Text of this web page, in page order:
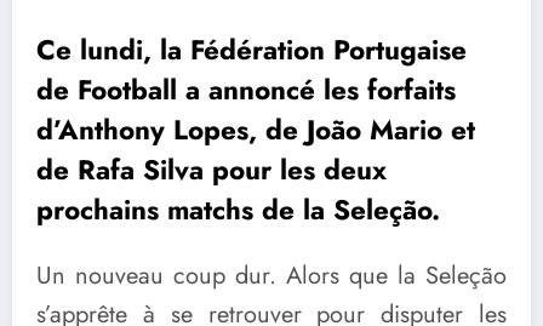
Ce lundi, la Fédération Portugaise
de Football a annoncé les forfaits
d’Anthony Lopes, de João Mario et
de Rafa Silva pour les deux
prochains matchs de la Seleção.
Un nouveau coup dur. Alors que la Seleção
s’apprête à se retrouver pour disputer les